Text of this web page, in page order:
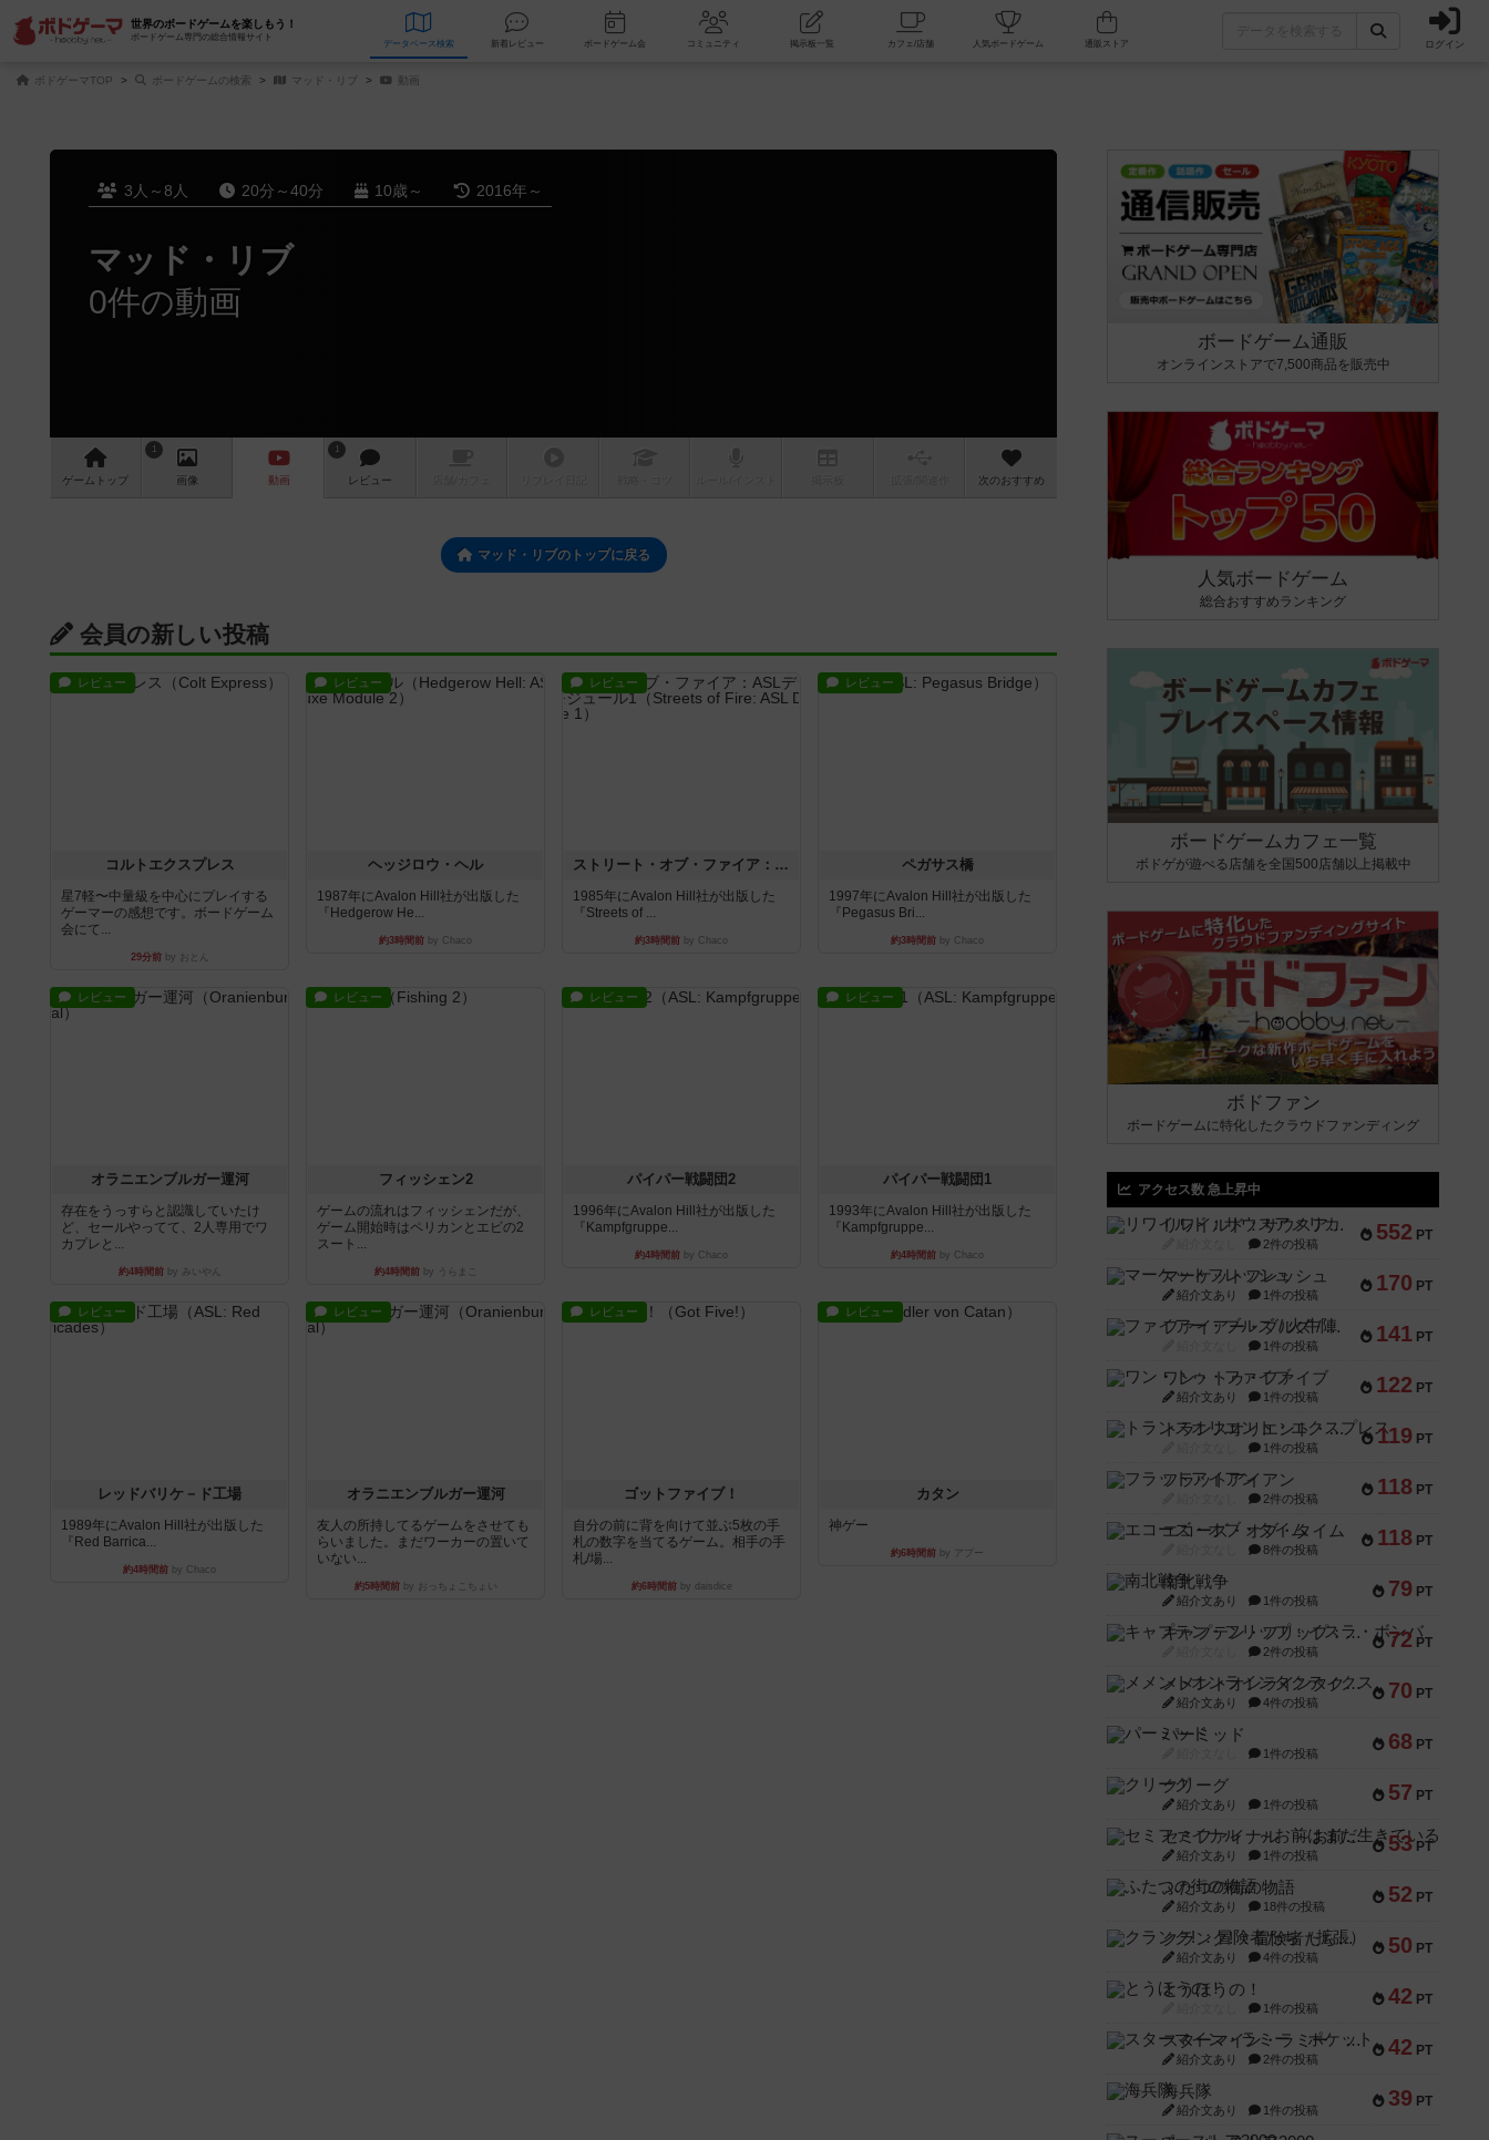
世界のボードゲームを楽しもう！
ボードゲーム専門の総合情報サイト
データベース 検索 新着レビュー ボードゲーム会 コミュニティ 掲示板一覧 カフェ/店舗 人気ボードゲーム ログイン
ボドゲーマTOP ボードゲームの検索 マッド・リブ 動画
3人～8人 20分～40分 10歳～ 2016年～
マッド・リブ
0件の動画
ゲーム トップ
1
画像 動画
1
レビュー 次のおすすめ
マッド・リブのトップに戻る
会員の新しい投稿
レビュー
コルトエクスプレス
星7軽〜中量級を中心にプレイする
ゲーマーの感想です。ボードゲーム
会にて...
29分前by おとん
レビュー
ヘッジロウ・ヘル
1987年にAvalon Hill社が出版した
『Hedgerow He...
約3時間前 by Chaco
レビュー
ストリート・オブ・ファイア：ASLデラックスモジュール1
1985年にAvalon Hill社が出版した
『Streets of ...
約3時間前 by Chaco
レビュー
ペガサス橋
1997年にAvalon Hill社が出版した
『Pegasus Bri...
約3時間前 by Chaco
レビュー
オラニエンブルガー運河
存在をうっすらと認識していたけ
ど、セールやってて、2人専用でワ
カプレと...
約4時間前by みいやん
レビュー
フィッシェン2
ゲームの流れはフィッシェンだが、
ゲーム開始時はペリカンとエビの2
スート...
約4時間前by うらまこ
レビュー
パイパー戦闘団2
1996年にAvalon Hill社が出版した
『Kampfgruppe...
約4時間前 by Chaco
レビュー
パイパー戦闘団1
1993年にAvalon Hill社が出版した
『Kampfgruppe...
約4時間前 by Chaco
レビュー
レッドバリケ－ド工場
1989年にAvalon Hill社が出版した
『Red Barrica...
約4時間前 by Chaco
レビュー
オラニエンブルガー運河
友人の所持してるゲームをさせても
らいました。まだワーカーの置いて
いない...
約5時間前by おっちょこちょい
レビュー
ゴットファイブ！
自分の前に背を向けて並ぶ5枚の手
札の数字を当てるゲーム。相手の手
札/場...
約6時間前by daisdice
レビュー
カタン
神ゲー
約6時間前 by アプー
ボードゲーム通販
オンラインストアで7,500商品を販売中
人気ボードゲーム
総合おすすめランキング
ボードゲームカフェ一覧
ボドゲが遊べる店舗を全国500店舗以上掲載中
ボドファン
ボードゲームに特化したクラウドファンディング
アクセス数 急上昇中
552 PT
リワイルド：サウスアメリカ
2件の投稿
170 PT
マーケットフレッシュ
紹介文あり 1件の投稿
141 PT
ファイアー・ブルズ / 火牛陣
1件の投稿
122 PT
ワン・トゥ・ファイブ
紹介文あり 1件の投稿
119 PT
トランスオリエント・エクスプレス
1件の投稿
118 PT
フラットアイアン
2件の投稿
118 PT
エコーズ・オブ・タイム
8件の投稿
79 PT
南北戦争
紹介文あり 1件の投稿
72 PT
キャプテン・フリップ：イスラ・ボンバ
2件の投稿
70 PT
メメントオンラインタクティクス
紹介文あり 4件の投稿
68 PT
パーミッド
1件の投稿
57 PT
クリーグ
紹介文あり 1件の投稿
53 PT
セミファイナル ～お前はまだ生きている～
紹介文あり 1件の投稿
52 PT
ふたつの街の物語
紹介文あり 18件の投稿
50 PT
クランク! ：冒険者たち（拡張）
紹介文あり 4件の投稿
42 PT
とうほうの！
1件の投稿
42 PT
スターマイン・ラミー ポケット
紹介文あり 2件の投稿
39 PT
海兵隊
紹介文あり 1件の投稿